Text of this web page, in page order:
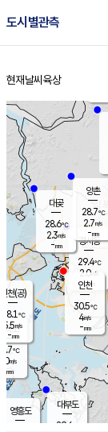
도시별관측
홈
현재날씨 육상
의도
℃
m/s
mm
영흥도
대부도
29.6
경서동
29.4℃
2.0m/s
-mm
대곶
28.6℃
2.3m/s
-mm
양촌
28.7℃
2.7m/s
-mm
인천(공)
28.1℃
5.5m/s
-mm
인천
30.5℃
4m/s
-mm